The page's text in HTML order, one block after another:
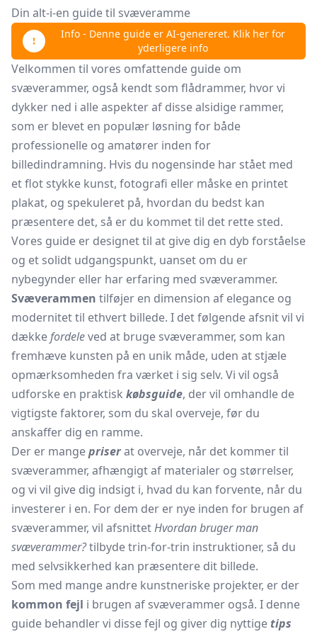
Din alt-i-en guide til svæveramme
Info - Denne guide er AI-genereret. Klik her for
yderligere info
Velkommen til vores omfattende guide om
svæverammer, også kendt som flådrammer, hvor vi
dykker ned i alle aspekter af disse alsidige rammer,
som er blevet en populær løsning for både
professionelle og amatører inden for
billedindramning. Hvis du nogensinde har stået med
et flot stykke kunst, fotografi eller måske en printet
plakat, og spekuleret på, hvordan du bedst kan
præsentere det, så er du kommet til det rette sted.
Vores guide er designet til at give dig en dyb forståelse
og et solidt udgangspunkt, uanset om du er
nybegynder eller har erfaring med svæverammer.
Svæverammen tilføjer en dimension af elegance og
modernitet til ethvert billede. I det følgende afsnit vil vi
dækkefordeleved at bruge svæverammer, som kan
fremhæve kunsten på en unik måde, uden at stjæle
opmærksomheden fra værket i sig selv. Vi vil også
udforske en praktisk købsguide, der vil omhandle de
vigtigste faktorer, som du skal overveje, før du
anskaffer dig en ramme.
Der er mangepriserat overveje, når det kommer til
svæverammer, afhængigt af materialer og størrelser,
og vi vil give dig indsigt i, hvad du kan forvente, når du
investerer i en. For dem der er nye inden for brugen af
svæverammer, vil afsnittetHvordan bruger man
svæverammer?tilbyde trin-for-trin instruktioner, så du
med selvsikkerhed kan præsentere dit billede.
Som med mange andre kunstneriske projekter, er der
kommon fejl i brugen af svæverammer også. I denne
guide behandler vi disse fejl og giver dig nyttigetips